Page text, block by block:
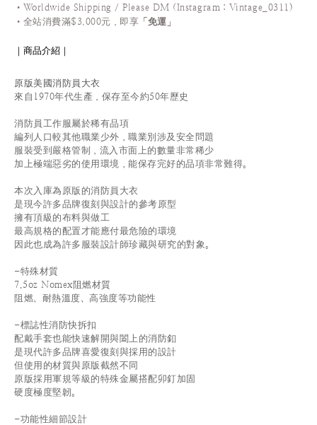
•Worldwide Shipping / Please DM (Instagram：Vintage_0311 )
• 全站消費滿$3,000元，即享「 免運 」
｜商品介紹｜
原版美國消防員大衣
來自1970年代生產，保存至今約50年歷史
消防員工作服屬於稀有品項
編列人口較其他職業少外，職業別涉及安全問題
服裝受到嚴格管制，流入市面上的數量非常稀少
加上極端惡劣的使用環境，能保存完好的品項非常難得。
本次入庫為原版的消防員大衣
是現今許多品牌復刻與設計的參考原型
擁有頂級的布料與做工
最高規格的配置才能應付最危險的環境
因此也成為許多服裝設計師珍藏與研究的對象。
-特殊材質
7.5oz Nomex阻燃材質
阻燃、耐熱溫度、高強度等功能性
-標誌性消防快拆扣
配戴手套也能快速解開與闔上的消防釦
是現代許多品牌喜愛復刻與採用的設計
但使用的材質與原版截然不同
原版採用軍規等級的特殊金屬搭配卯釘加固
硬度極度堅韌。
-功能性細節設計